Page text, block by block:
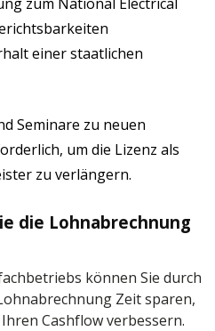
einer staatlichen
Seminare zu neuen
um die Lizenz als
zu verlängern.
die Lohnabrechnung
können Sie durch
Zeit sparen,
Cashflow verbessern.